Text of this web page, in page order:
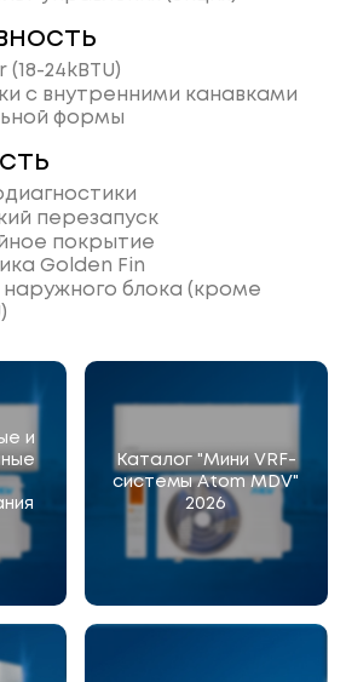
24kBTU)
формы
перезапуск
покрытие
Golden Fin
блока (кроме
и
Каталог "Мини VRF-
системы Atom MDV"
2026